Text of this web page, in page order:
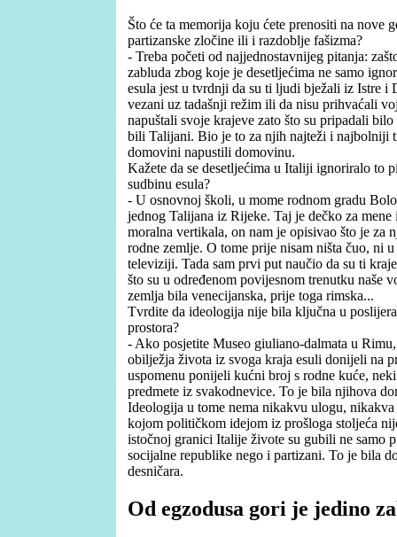
Što će ta memorija koju ćete prenositi na nove
partizanske zločine ili i razdoblje fašizma?
- Treba početi od najjednostavnijeg pitanja:
zabluda zbog koje je desetljećima ne samo
esula jest u tvrdnji da su ti ljudi bježali iz Istre i
vezani uz tadašnji režim ili da nisu prihvaćali
napuštali svoje krajeve zato što su pripadali
bili Talijani. Bio je to za njih najteži i najbolniji
domovini napustili domovinu.
Kažete da se desetljećima u Italiji ignoriralo to
sudbinu esula?
- U osnovnoj školi, u mome rodnom gradu
jednog Talijana iz Rijeke. Taj je dečko za
moralna vertikala, on nam je opisivao što je za
rodne zemlje. O tome prije nisam ništa čuo, ni
televiziji. Tada sam prvi put naučio da su ti
što su u određenom povijesnom trenutku naše
zemlja bila venecijanska, prije toga rimska...
Tvrdite da ideologija nije bila ključna u
prostora?
- Ako posjetite Museo giuliano-dalmata u
obilježja života iz svoga kraja esuli donijeli na
uspomenu ponijeli kućni broj s rodne kuće,
predmete iz svakodnevice. To je bila njihova
Ideologija u tome nema nikakvu ulogu,
kojom političkom idejom iz prošloga stoljeća
istočnoj granici Italije živote su gubili ne samo
socijalne republike nego i partizani. To je bila
desničara.
Od egzodusa gori je jedino